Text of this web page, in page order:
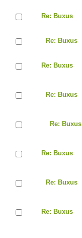
Re: Buxus
Re: Buxus
Re: Buxus
Re: Buxus
Re: Buxus
Re: Buxus
Re: Buxus
Re: Buxus